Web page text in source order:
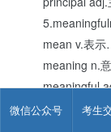
微信公众号 考生
mean v.表示…
meaning n.意
meaningful
meaningless